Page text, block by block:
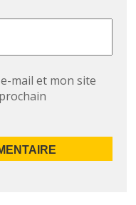
mail et mon site